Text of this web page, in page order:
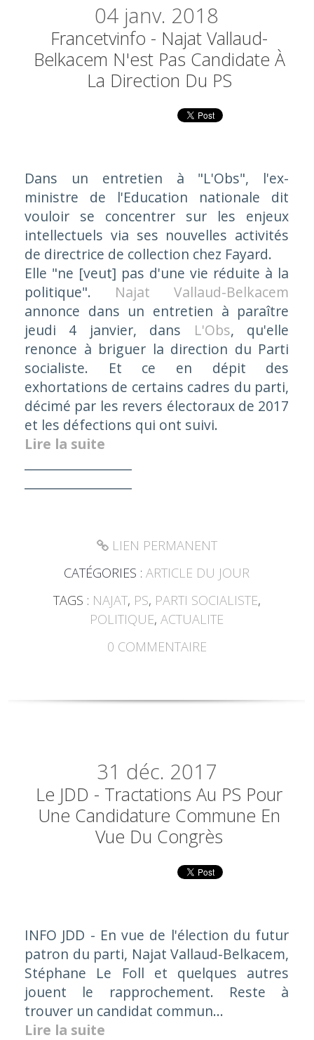
04 janv. 2018
Francetvinfo - Najat Vallaud-
Belkacem N'est Pas Candidate À
La Direction Du PS
Dans un entretien à "L'Obs", l'ex-
ministre de l'Education nationale dit
vouloir se concentrer sur les enjeux
intellectuels via ses nouvelles activités
de directrice de collection chez Fayard.
Elle "ne [veut] pas d'une vie réduite à la
politique". Najat Vallaud-Belkacem
annonce dans un entretien à paraître
jeudi 4 janvier, dans L'Obs, qu'elle
renonce à briguer la direction du Parti
socialiste. Et ce en dépit des
exhortations de certains cadres du parti,
décimé par les revers électoraux de 2017
et les défections qui ont suivi.
Lire la suite
LIEN PERMANENT
CATÉGORIES :ARTICLE DU JOUR
TAGS : NAJAT, PS, PARTI SOCIALISTE,
POLITIQUE,ACTUALITE
0 COMMENTAIRE
31 déc. 2017
Le JDD - Tractations Au PS Pour
Une Candidature Commune En
Vue Du Congrès
INFO JDD - En vue de l'élection du futur
patron du parti, Najat Vallaud-Belkacem,
Stéphane Le Foll et quelques autres
jouent le rapprochement. Reste à
trouver un candidat commun…
Lire la suite